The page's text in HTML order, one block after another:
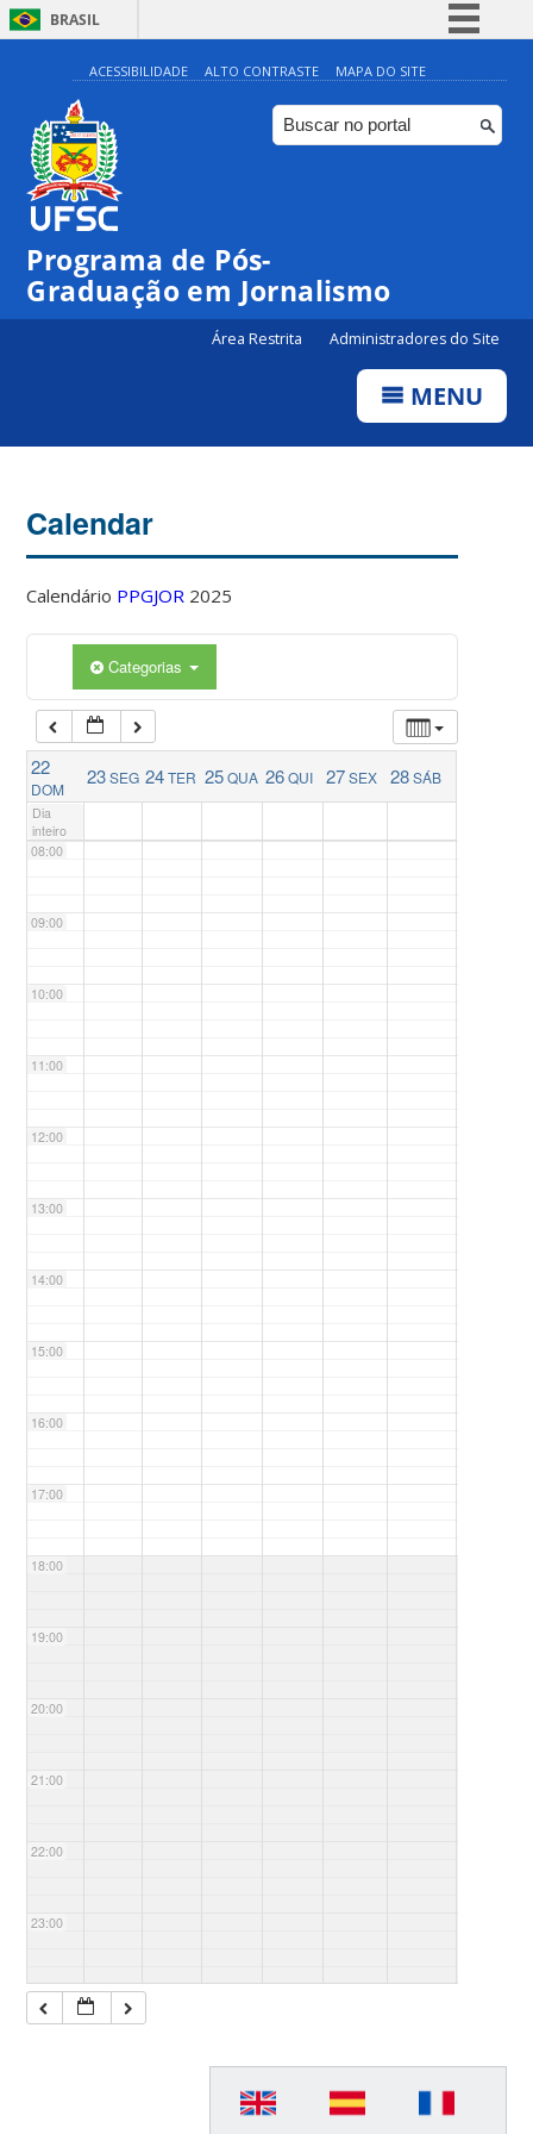
BRASIL
Simplifique!
Comunica BR
Participe
ACESSIBILIDADE ALTO CONTRASTE MAPA DO SITE
Programa de Pós-
Graduação em Jornalismo
Área Restrita Administradores do Site
MENU
Calendar
Calendário PPGJOR 2025
Categorias
22
DOM
23SEG 24TER 25QUA 26QUI 27SEX 28SÁB
Dia
inteiro
00:00
05:00
06:00
07:00
08:00
09:00
10:00
11:00
12:00
13:00
14:00
15:00
16:00
17:00
18:00
19:00
20:00
21:00
22:00
23:00